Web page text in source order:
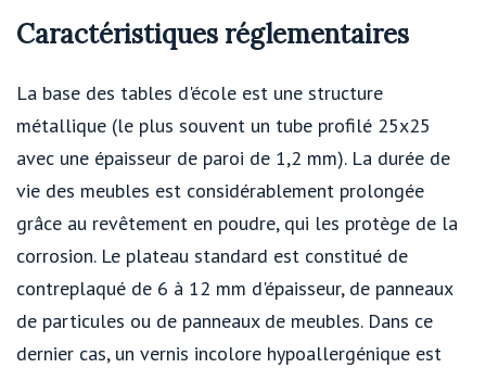
Caractéristiques réglementaires
La base des tables d'école est une structure
métallique (le plus souvent un tube profilé 25x25
avec une épaisseur de paroi de 1,2 mm). La durée de
vie des meubles est considérablement prolongée
grâce au revêtement en poudre, qui les protège de la
corrosion. Le plateau standard est constitué de
contreplaqué de 6 à 12 mm d'épaisseur, de panneaux
de particules ou de panneaux de meubles. Dans ce
dernier cas, un vernis incolore hypoallergénique est